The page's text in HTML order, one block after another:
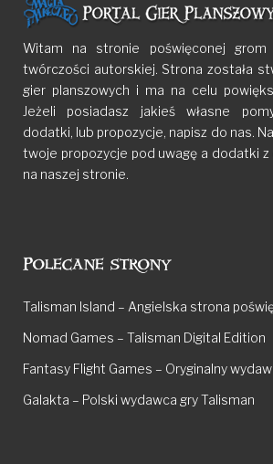
Witam na stronie poświęconej grom
twórczości autorskiej. Strona została
gier planszowych i ma na celu
Jeżeli posiadasz jakieś własne
dodatki, lub propozycje, napisz do nas.
twoje propozycje pod uwagę a dodatki z
na naszej stronie.
Polecane strony
Talisman Island – Angielska strona
Nomad Games – Talisman Digital Edition
Fantasy Flight Games – Oryginalny
Galakta – Polski wydawca gry Talisman